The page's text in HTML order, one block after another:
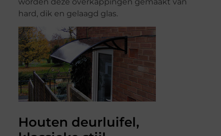
hard, dik en gelaagd glas.
Houten deurluifel,